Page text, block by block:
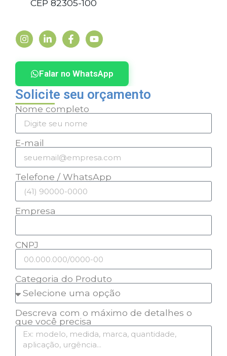
CEP 82305-100
Falar no WhatsApp
Solicite seu orçamento
Nome completo
E-mail
Telefone / WhatsApp
Empresa
CNPJ
Categoria do Produto
Descreva com o máximo de detalhes o
que você precisa